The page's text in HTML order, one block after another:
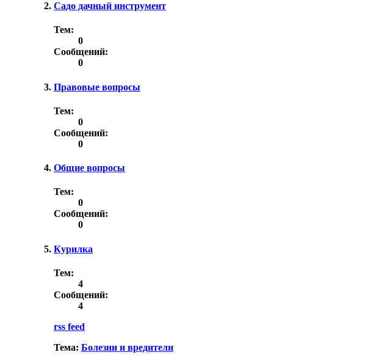
Садо дачный инструмент
Тем:
0
Сообщений:
0
Правовые вопросы
Тем:
0
Сообщений:
0
Общие вопросы
Тем:
0
Сообщений:
0
Курилка
Тем:
4
Сообщений:
4
rss feed
Тема: Болезни и вредители